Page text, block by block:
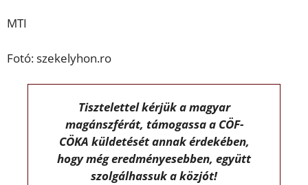
MTI
Fotó: szekelyhon.ro
Tisztelettel kérjük a magyar
magánszférát, támogassa a CÖF-
CÖKA küldetését annak érdekében,
hogy még eredményesebben, együtt
szolgálhassuk a közjót!